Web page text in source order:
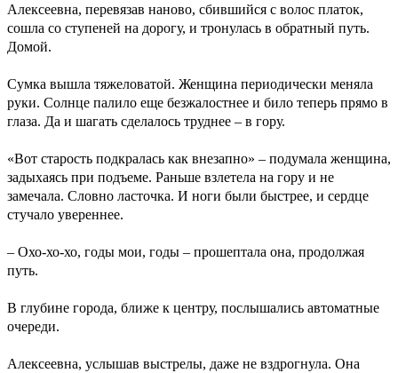
Алексеевна, перевязав наново, сбившийся с волос платок,
сошла со ступеней на дорогу, и тронулась в обратный путь.
Домой.
Сумка вышла тяжеловатой. Женщина периодически меняла
руки. Солнце палило еще безжалостнее и било теперь прямо в
глаза. Да и шагать сделалось труднее – в гору.
«Вот старость подкралась как внезапно» – подумала женщина,
задыхаясь при подъеме. Раньше взлетела на гору и не
замечала. Словно ласточка. И ноги были быстрее, и сердце
стучало увереннее.
– Охо-хо-хо, годы мои, годы – прошептала она, продолжая
путь.
В глубине города, ближе к центру, послышались автоматные
очереди.
Алексеевна, услышав выстрелы, даже не вздрогнула. Она